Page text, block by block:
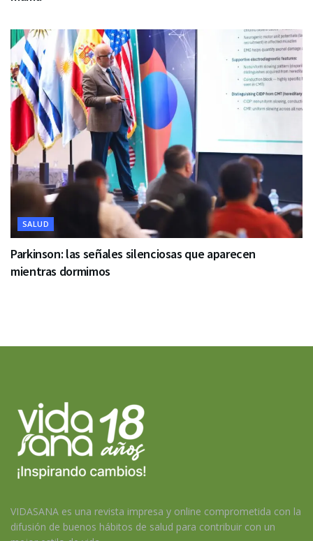
SALUD
Parkinson: las señales silenciosas que aparecen
mientras dormimos
VIDASANA es una revista impresa y online comprometida con la
difusión de buenos hábitos de salud para contribuir con un